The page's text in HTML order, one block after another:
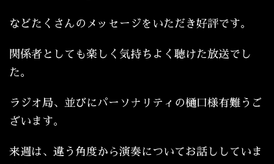
などたくさんのメッセージをいただき好評です。
関係者としても楽しく気持ちよく聴けた放送でし
た。
ラジオ局、並びにパーソナリティの樋口様有難うご
ざいます。
来週は、違う角度から演奏についてお話ししていま